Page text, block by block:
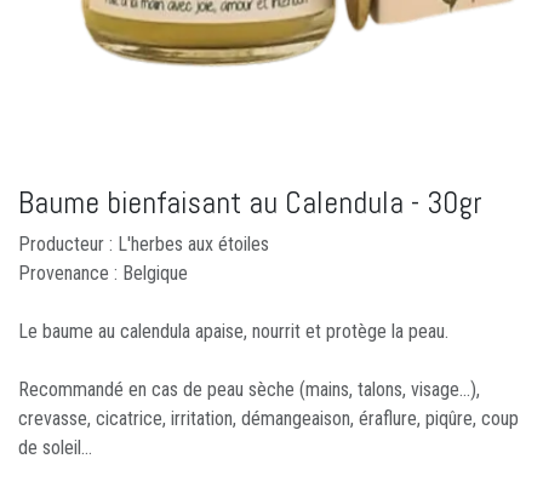
Baume bienfaisant au Calendula - 30gr
Producteur : L'herbes aux étoiles
Provenance : Belgique
Le baume au calendula apaise, nourrit et protège la peau.
Recommandé en cas de peau sèche (mains, talons, visage...),
crevasse, cicatrice, irritation, démangeaison, éraflure, piqûre, coup
de soleil…